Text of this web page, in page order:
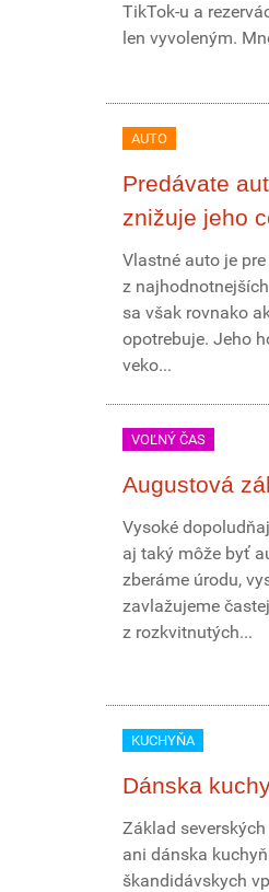
TikTok-u a
len vyvoleným.
AUTO
Predávate
znižuje jeho
Vlastné auto je
z
sa však rovnako
opotrebuje. Jeho
veko...
VOĽNÝ ČAS
Augustová
Vysoké
aj taký môže byť
zberáme úrodu,
zavlažujeme
z rozkvitnutých...
KUCHYŇA
Dánska
Základ
ani dánska
škandidávskych